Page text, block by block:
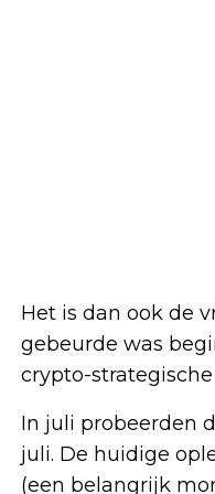
Het is dan ook de
gebeurde was
crypto-strategische
In juli probeerden
juli. De huidige
(een belangrijk